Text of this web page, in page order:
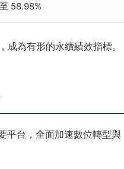
58.98%
為有形的永續績效指標。
平台，全面加速數位轉型與